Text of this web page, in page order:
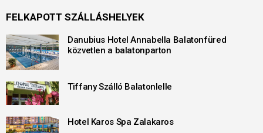
FELKAPOTT SZÁLLÁSHELYEK
Danubius Hotel Annabella Balatonfüred
közvetlen a balatonparton
Tiffany Szálló Balatonlelle
Hotel Karos Spa Zalakaros